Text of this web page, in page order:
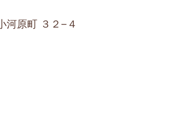
河原町 ３２−４